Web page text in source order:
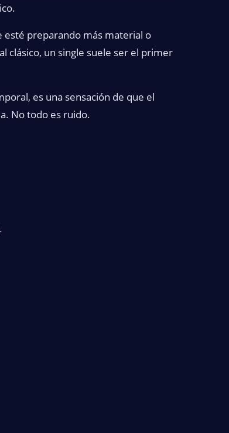
esté preparando más material o
clásico, un single suele ser el primer
es una sensación de que el
No todo es ruido.